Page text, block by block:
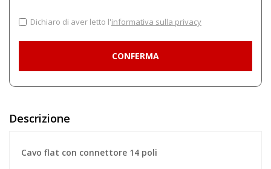
Dichiaro di aver letto l'informativa sulla privacy
Descrizione
Cavo flat con connettore 14 poli